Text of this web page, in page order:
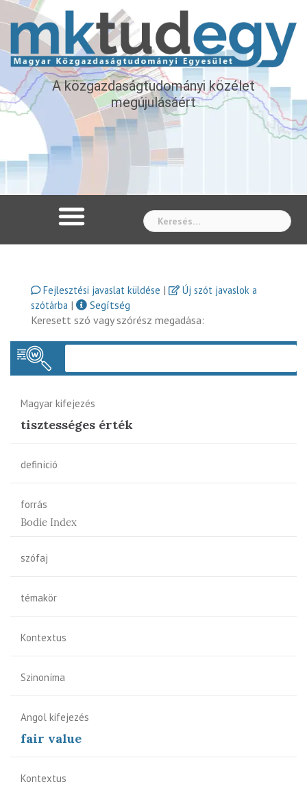
A közgazdaságtudományi közélet
megújulásáért
Fejlesztési javaslat küldése |
Új szót javaslok a
szótárba |
Segítség
Keresett szó vagy szórész megadása:
Magyar kifejezés
tisztességes érték
definíció
forrás
Bodie Index
szófaj
témakör
Kontextus
Szinoníma
Angol kifejezés
fair value
Kontextus